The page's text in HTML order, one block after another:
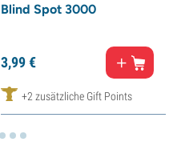
Blind Spot 3000
3,99€
+2 zusätzliche Gift Points